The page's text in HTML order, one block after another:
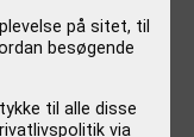
på sitet, til
besøgende
til alle disse
via